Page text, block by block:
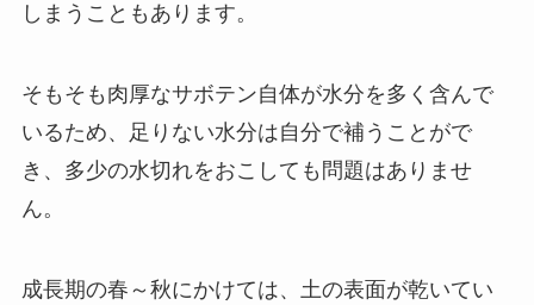
しまうこともあります。
そもそも肉厚なサボテン自体が水分を多く含んで
いるため、足りない水分は自分で補うことがで
き、多少の水切れをおこしても問題はありませ
ん。
成長期の春～秋にかけては、土の表面が乾いてい